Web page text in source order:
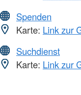
Spenden
Karte: Link zur
Suchdienst
Karte: Link zur